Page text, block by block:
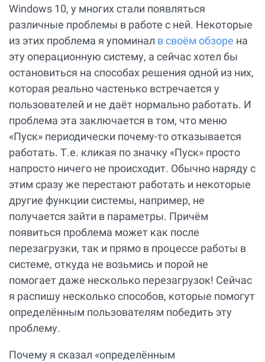
Windows 10, у многих стали появляться
различные проблемы в работе с ней. Некоторые
из этих проблема я упоминал в своём обзоре на
эту операционную систему, а сейчас хотел бы
остановиться на способах решения одной из них,
которая реально частенько встречается у
пользователей и не даёт нормально работать. И
проблема эта заключается в том, что меню
«Пуск» периодически почему-то отказывается
работать. Т.е. кликая по значку «Пуск» просто
напросто ничего не происходит. Обычно наряду с
этим сразу же перестают работать и некоторые
другие функции системы, например, не
получается зайти в параметры. Причём
появиться проблема может как после
перезагрузки, так и прямо в процессе работы в
системе, откуда не возьмись и порой не
помогает даже несколько перезагрузок! Сейчас
я распишу несколько способов, которые помогут
определённым пользователям победить эту
проблему.
Почему я сказал «определённым